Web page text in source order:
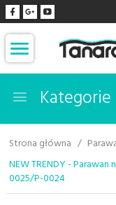
Kategorie
Strona główna
NEW TRENDY - Parawan
0025/P-0024